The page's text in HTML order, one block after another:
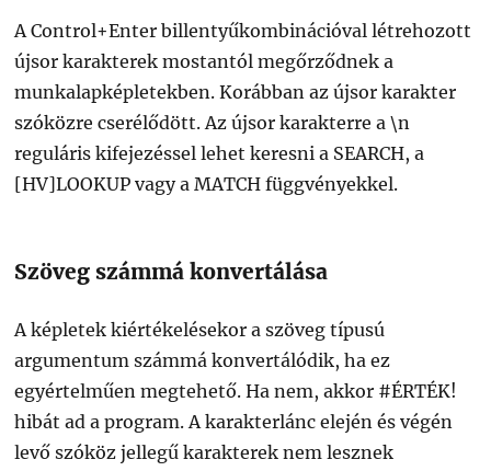
A Control+Enter billentyűkombinációval létrehozott
újsor karakterek mostantól megőrződnek a
munkalapképletekben. Korábban az újsor karakter
szóközre cserélődött. Az újsor karakterre a \n
reguláris kifejezéssel lehet keresni a SEARCH, a
[HV]LOOKUP vagy a MATCH függvényekkel.
Szöveg számmá konvertálása
A képletek kiértékelésekor a szöveg típusú
argumentum számmá konvertálódik, ha ez
egyértelműen megtehető. Ha nem, akkor #ÉRTÉK!
hibát ad a program. A karakterlánc elején és végén
levő szóköz jellegű karakterek nem lesznek